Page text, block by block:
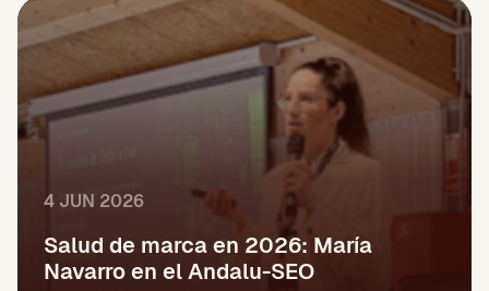
4 JUN 2026
Salud de marca en 2026: María
Navarro en el Andalu-SEO